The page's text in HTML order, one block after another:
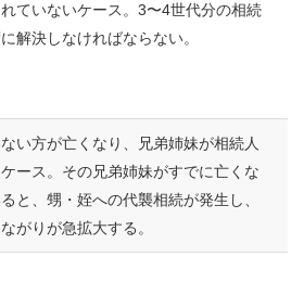
ていないケース。3〜4世代分の相続
解決しなければならない。
い方が亡くなり、兄弟姉妹が相続人
ース。その兄弟姉妹がすでに亡くな
と、甥・姪への代襲相続が発生し、
がりが急拡大する。